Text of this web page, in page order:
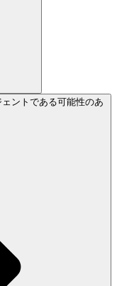
ントである可能性のあ